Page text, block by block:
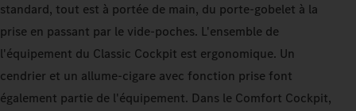
standard, tout est à portée de main, du porte-gobelet à la
prise en passant par le vide-poches. L'ensemble de
l'équipement du Classic Cockpit est ergonomique. Un
cendrier et un allume-cigare avec fonction prise font
également partie de l'équipement. Dans le Comfort Cockpit,